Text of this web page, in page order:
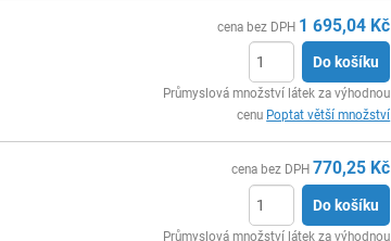
cena bez DPH 1 695,04 Kč
Do košíku
Průmyslová množství látek za výhodnou
cenu Poptat větší množství
cena bez DPH 770,25 Kč
Do košíku
Průmyslová množství látek za výhodnou